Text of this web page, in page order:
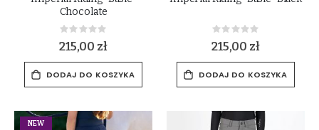
Chocolate
Rating:
0%
215,00 zł
DODAJ DO KOSZYKA
Rating:
0%
215,00 zł
DODAJ DO KOSZYKA
NEW